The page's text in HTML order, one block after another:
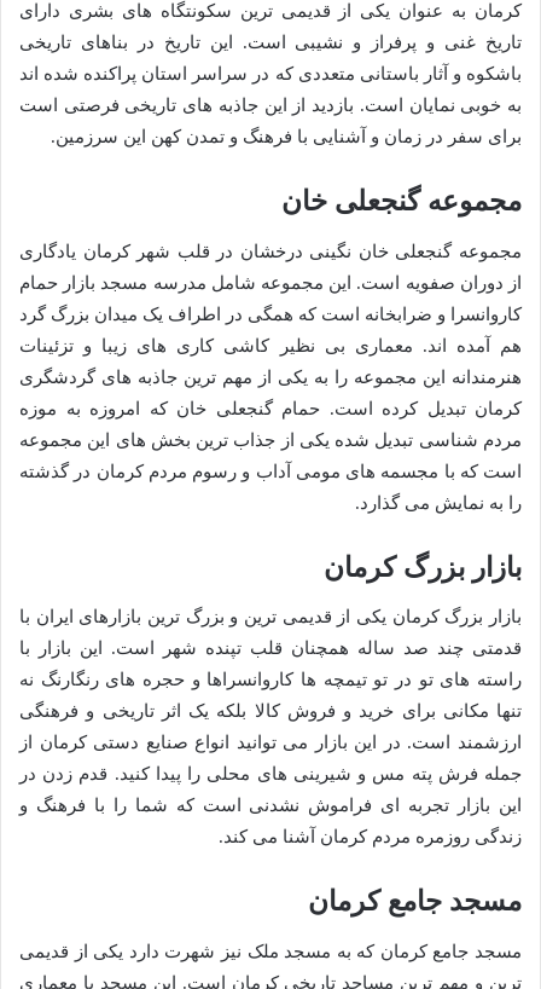
کرمان به عنوان یکی از قدیمی ترین سکونتگاه های بشری دارای
تاریخ غنی و پرفراز و نشیبی است. این تاریخ در بناهای تاریخی
باشکوه و آثار باستانی متعددی که در سراسر استان پراکنده شده اند
به خوبی نمایان است. بازدید از این جاذبه های تاریخی فرصتی است
برای سفر در زمان و آشنایی با فرهنگ و تمدن کهن این سرزمین.
مجموعه گنجعلی خان
مجموعه گنجعلی خان نگینی درخشان در قلب شهر کرمان یادگاری
از دوران صفویه است. این مجموعه شامل مدرسه مسجد بازار حمام
کاروانسرا و ضرابخانه است که همگی در اطراف یک میدان بزرگ گرد
هم آمده اند. معماری بی نظیر کاشی کاری های زیبا و تزئینات
هنرمندانه این مجموعه را به یکی از مهم ترین جاذبه های گردشگری
کرمان تبدیل کرده است. حمام گنجعلی خان که امروزه به موزه
مردم شناسی تبدیل شده یکی از جذاب ترین بخش های این مجموعه
است که با مجسمه های مومی آداب و رسوم مردم کرمان در گذشته
را به نمایش می گذارد.
بازار بزرگ کرمان
بازار بزرگ کرمان یکی از قدیمی ترین و بزرگ ترین بازارهای ایران با
قدمتی چند صد ساله همچنان قلب تپنده شهر است. این بازار با
راسته های تو در تو تیمچه ها کاروانسراها و حجره های رنگارنگ نه
تنها مکانی برای خرید و فروش کالا بلکه یک اثر تاریخی و فرهنگی
ارزشمند است. در این بازار می توانید انواع صنایع دستی کرمان از
جمله فرش پته مس و شیرینی های محلی را پیدا کنید. قدم زدن در
این بازار تجربه ای فراموش نشدنی است که شما را با فرهنگ و
زندگی روزمره مردم کرمان آشنا می کند.
مسجد جامع کرمان
مسجد جامع کرمان که به مسجد ملک نیز شهرت دارد یکی از قدیمی
ترین و مهم ترین مساجد تاریخی کرمان است. این مسجد با معماری